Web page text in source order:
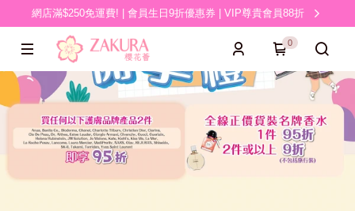
網店滿$250免運費! | 會員生日9折優惠券 | VIP尊貴會員88折
0